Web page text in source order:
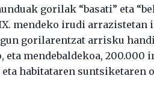
gorilak “basati” eta
mendeko irudi arrazistetan
gorilarentzat arrisku
eta mendebaldekoa,
eta habitataren